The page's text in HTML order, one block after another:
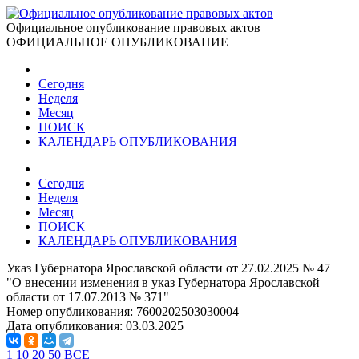
Официальное опубликование правовых актов
ОФИЦИАЛЬНОЕ ОПУБЛИКОВАНИЕ
Сегодня
Неделя
Месяц
ПОИСК
КАЛЕНДАРЬ ОПУБЛИКОВАНИЯ
Сегодня
Неделя
Месяц
ПОИСК
КАЛЕНДАРЬ ОПУБЛИКОВАНИЯ
Указ Губернатора Ярославской области от 27.02.2025 № 47
"О внесении изменения в указ Губернатора Ярославской
области от 17.07.2013 № 371"
Номер опубликования: 7600202503030004
Дата опубликования: 03.03.2025
1 10 20 50 ВСЕ